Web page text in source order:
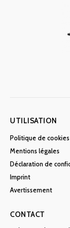
UTILISATION
Politique de cookies
Mentions légales
Déclaration de
Imprint
Avertissement
CONTACT